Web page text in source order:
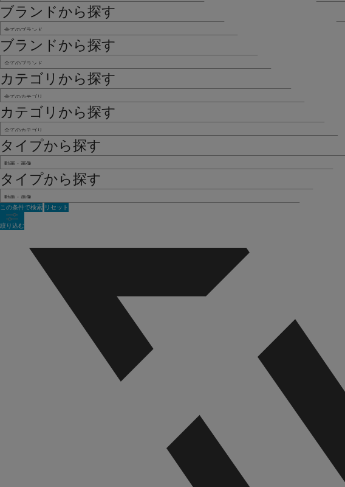
ブランドから探す
ブランドから探す
カテゴリから探す
カテゴリから探す
タイプから探す
タイプから探す
この条件で検索 リセット
絞り込む